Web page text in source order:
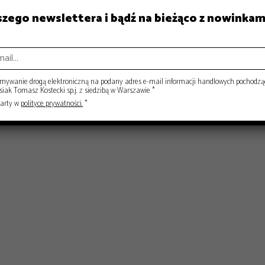
RYNEK
newslettera i bądź na bieżąco z
drogą elektroniczną na podany adres e-mail informacji handlowych
Tomasz Kostecki sp.j. z siedzibą w Warszawie *
wpolityce prywatności.*